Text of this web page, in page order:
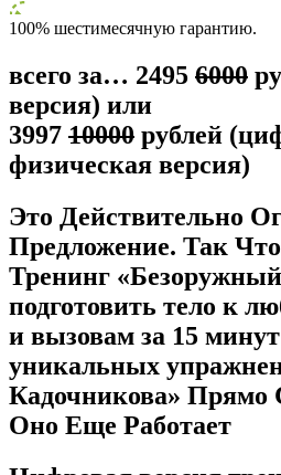
100% шестимесячную гарантию.
всего за… 2495 6000
версия) или
3997 10000 рублей
физическая версия)
Это Действительно
Предложение. Так
Тренинг
подготовить тело к
и вызовам за 15
уникальных
Кадочникова» Прямо
Оно Еще Работает